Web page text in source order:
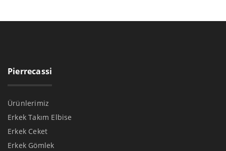
Pierrecassi
Ürünlerimiz
Erkek Takım Elbise
Erkek Ceket
Erkek Gömlek